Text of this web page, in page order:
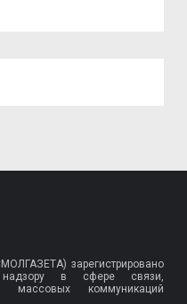
зарегистрировано
в сфере связи,
массовых коммуникаций